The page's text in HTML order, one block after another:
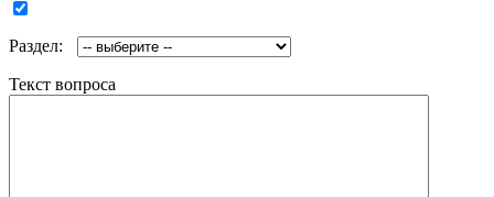
Раздел:
Текст вопроса